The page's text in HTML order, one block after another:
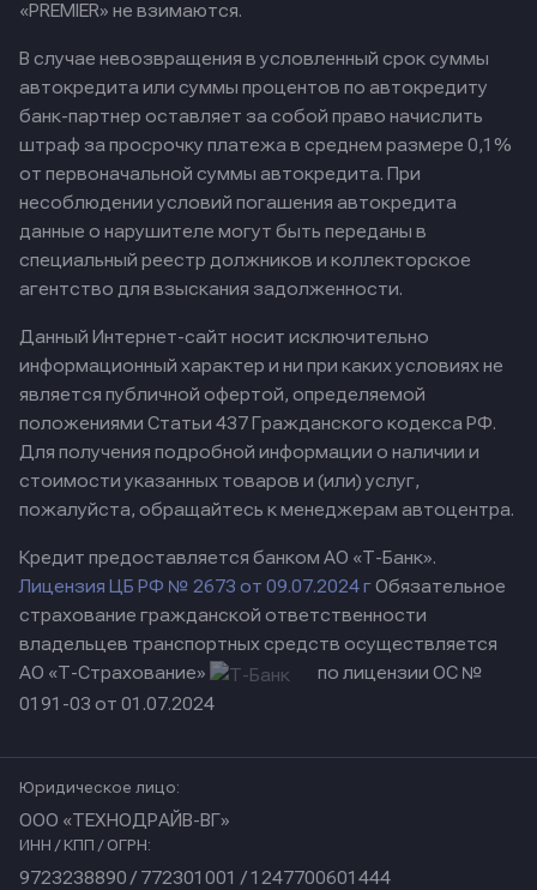
«PREMIER» не взимаются.
В случае невозвращения в условленный срок суммы
автокредита или суммы процентов по автокредиту
банк-партнер оставляет за собой право начислить
штраф за просрочку платежа в среднем размере 0,1%
от первоначальной суммы автокредита. При
несоблюдении условий погашения автокредита
данные о нарушителе могут быть переданы в
специальный реестр должников и коллекторское
агентство для взыскания задолженности.
Данный Интернет-сайт носит исключительно
информационный характер и ни при каких условиях не
является публичной офертой, определяемой
положениями Статьи 437 Гражданского кодекса РФ.
Для получения подробной информации о наличии и
стоимости указанных товаров и (или) услуг,
пожалуйста, обращайтесь к менеджерам автоцентра.
Кредит предоставляется банком АО «Т-Банк».
Лицензия ЦБ РФ № 2673 от 09.07.2024 гОбязательное
страхование гражданской ответственности
владельцев транспортных средств осуществляется
АО «Т-Страхование»
по лицензии ОС №
0191-03 от 01.07.2024
Юридическое лицо:
ООО «ТЕХНОДРАЙВ-ВГ»
ИНН / КПП / ОГРН:
9723238890 / 772301001 / 1247700601444